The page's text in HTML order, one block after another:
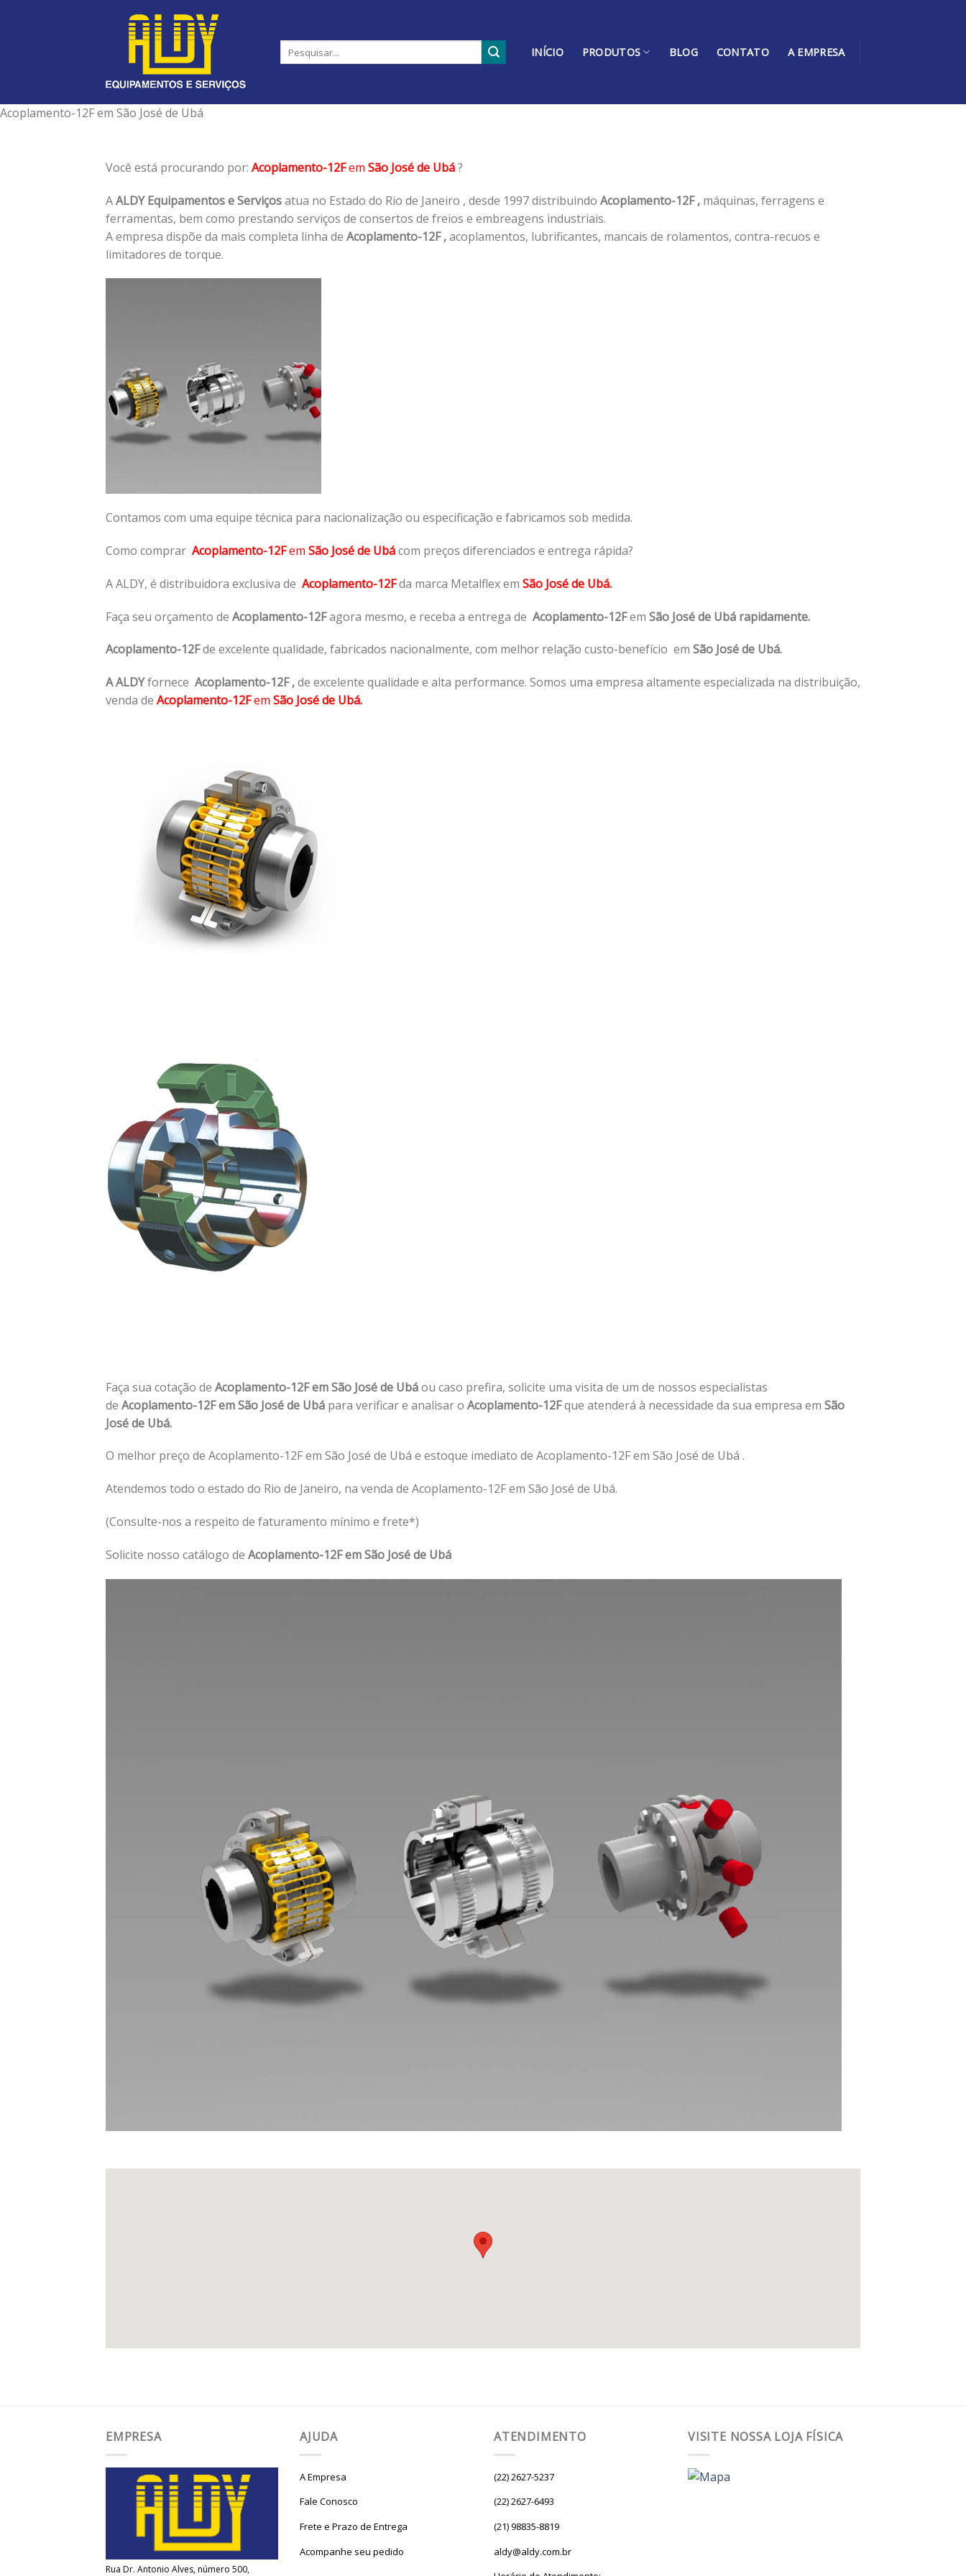
INÍCIO PRODUTOS BLOG CONTATO A EMPRESA
Acoplamento-12F em São José de Ubá
Você está procurando por: Acoplamento-12Fem São José de Ubá?
AALDY Equipamentos e Serviçosatua no Estado do Rio de Janeiro , desde 1997 distribuindo Acoplamento-12F , máquinas, ferragens e
ferramentas, bem como prestando serviços de consertos de freios e embreagens industriais.
A empresa dispõe da mais completa linha de Acoplamento-12F ,acoplamentos, lubrificantes, mancais de rolamentos, contra-recuos e
limitadores de torque.
Contamos com uma equipe técnica para nacionalização ou especificação e fabricamos sob medida.
Como comprar Acoplamento-12Fem São José de Ubácom preços diferenciados e entrega rápida?
A ALDY, é distribuidora exclusiva de Acoplamento-12Fda marca Metalflex em São José de Ubá.
Faça seu orçamento de Acoplamento-12Fagora mesmo, e receba a entrega de Acoplamento-12Fem São José de Ubá rapidamente.
Acoplamento-12Fde excelente qualidade, fabricados nacionalmente, com melhor relação custo-benefício em São José de Ubá.
A ALDYfornece Acoplamento-12F ,de excelente qualidade e alta performance. Somos uma empresa altamente especializada na distribuição,
venda de Acoplamento-12Fem São José de Ubá.
Faça sua cotação de Acoplamento-12F em São José de Ubáou caso prefira, solicite uma visita de um de nossos especialistas
de Acoplamento-12F em São José de Ubá para verificar e analisar o Acoplamento-12Fque atenderá à necessidade da sua empresa em São
José de Ubá.
O melhor preço de Acoplamento-12F em São José de Ubá e estoque imediato de Acoplamento-12F em São José de Ubá .
Atendemos todo o estado do Rio de Janeiro, na venda de Acoplamento-12F em São José de Ubá.
(Consulte-nos a respeito de faturamento mínimo e frete*)
Solicite nosso catálogo de Acoplamento-12F em São José de Ubá
EMPRESA
Rua Dr. Antonio Alves, número 500,
AJUDA
A Empresa
Fale Conosco
Frete e Prazo de Entrega
Acompanhe seu pedido
ATENDIMENTO
(22) 2627-5237
(22) 2627-6493
(21) 98835-8819
aldy@aldy.com.br
VISITE NOSSA LOJA FÍSICA